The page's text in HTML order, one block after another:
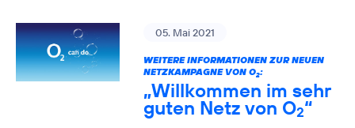
05. Mai 2021
WEITERE INFORMATIONEN ZUR NEUEN
NETZKAMPAGNE VON O2:
„Willkommen im sehr
guten Netz von O2“